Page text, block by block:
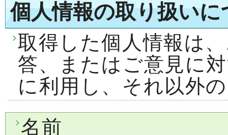
個人情報の取り扱いに
取得した個人情報は
答、またはご意見に
に利用し、それ以外
名前